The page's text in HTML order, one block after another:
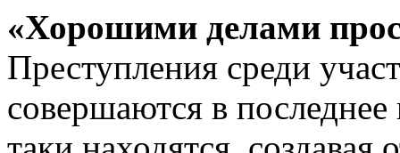
«Хорошими делами
Преступления среди
совершаются в